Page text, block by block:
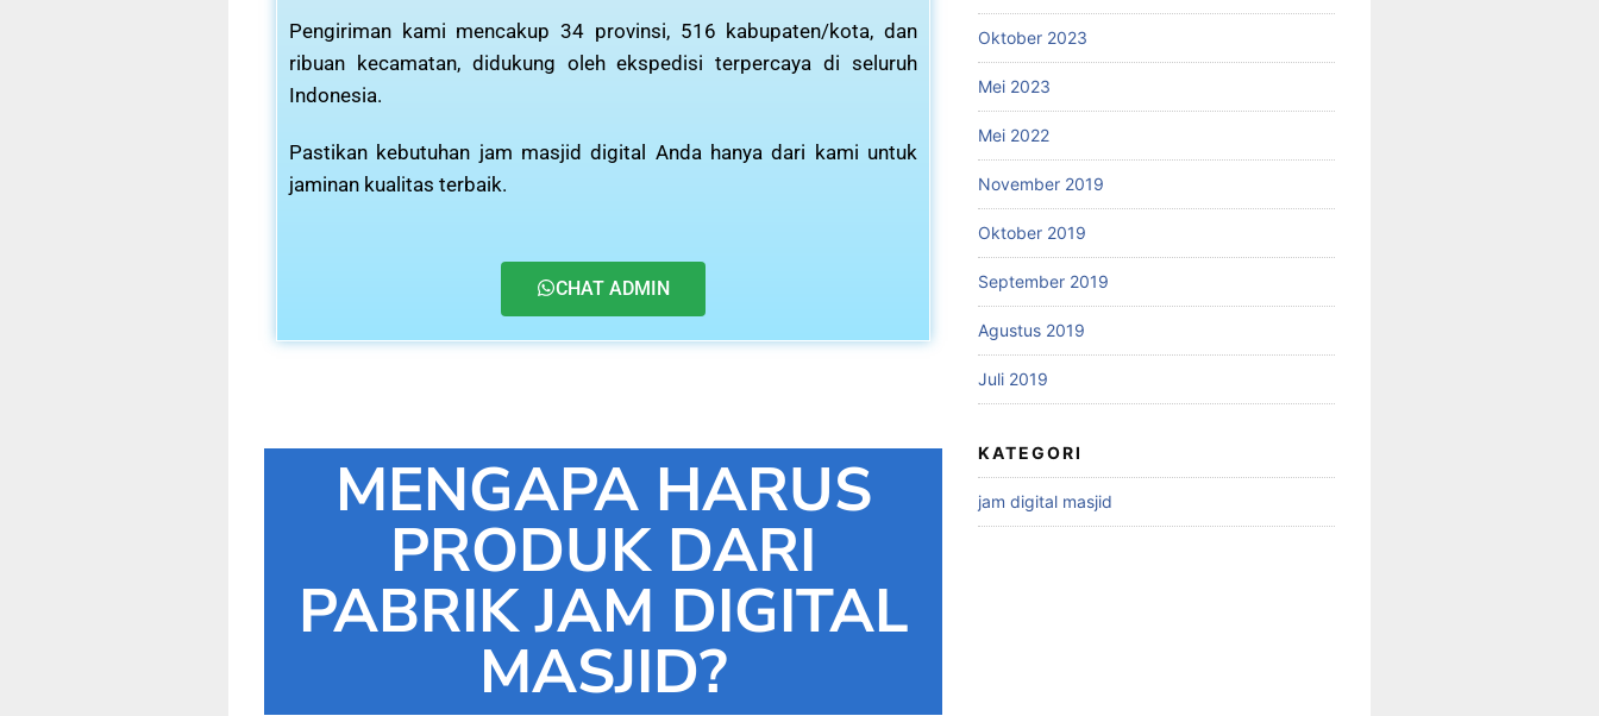
Pengiriman kami mencakup 34 provinsi, 516 kabupaten/kota, dan
ribuan kecamatan, didukung oleh ekspedisi terpercaya di seluruh
Indonesia.
Pastikan kebutuhan jam masjid digital Anda hanya dari kami untuk
jaminan kualitas terbaik.
CHAT ADMIN
MENGAPA HARUS
PRODUK DARI
PABRIK JAM DIGITAL
MASJID?
Oktober 2023
Mei 2023
Mei 2022
November 2019
Oktober 2019
September 2019
Agustus 2019
Juli 2019
KATEGORI
jam digital masjid